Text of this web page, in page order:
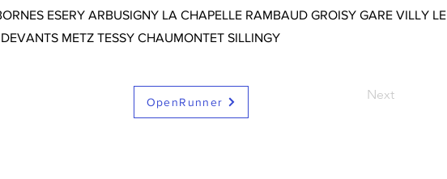
ESERY ARBUSIGNY LA CHAPELLE RAMBAUD GROISY GARE VILLY LE
METZ TESSY CHAUMONTET SILLINGY
OpenRunner Next